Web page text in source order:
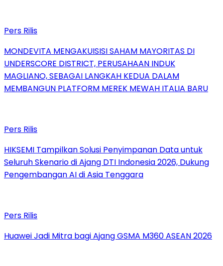
Pers Rilis
MONDEVITA MENGAKUISISI SAHAM MAYORITAS DI
UNDERSCORE DISTRICT, PERUSAHAAN INDUK
MAGLIANO, SEBAGAI LANGKAH KEDUA DALAM
MEMBANGUN PLATFORM MEREK MEWAH ITALIA BARU
Pers Rilis
HIKSEMI Tampilkan Solusi Penyimpanan Data untuk
Seluruh Skenario di Ajang DTI Indonesia 2026, Dukung
Pengembangan AI di Asia Tenggara
Pers Rilis
Huawei Jadi Mitra bagi Ajang GSMA M360 ASEAN 2026